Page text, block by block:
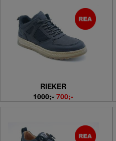
RIEKER
1000;- 700;-